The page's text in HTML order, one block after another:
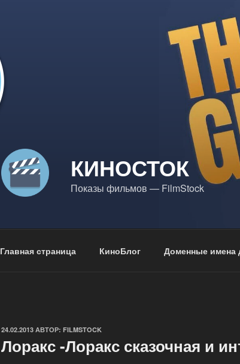
КИНОСТОК
Показы фильмов — FilmStock
Главная страница КиноБлог Доменные имена
ОПУБЛИКОВАНО
24.02.2013 АВТОР: FILMSTOCK
Лоракс -Лоракс сказочная и